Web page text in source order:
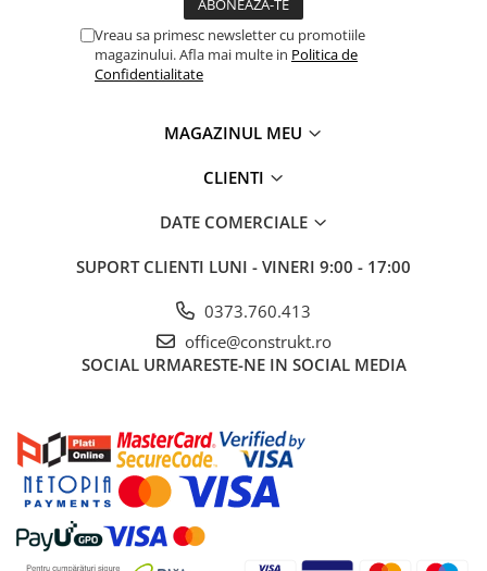
Vreau sa primesc newsletter cu promotiile
magazinului. Afla mai multe in Politica de
Confidentialitate
MAGAZINUL MEU
CLIENTI
DATE COMERCIALE
SUPORT CLIENTI LUNI - VINERI 9:00 - 17:00
0373.760.413
office@construkt.ro
SOCIAL URMARESTE-NE IN SOCIAL MEDIA